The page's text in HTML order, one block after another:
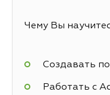
Чему Вы
Создавать
Работать с